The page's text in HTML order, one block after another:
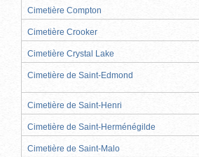
Cimetière Compton
Cimetière Crooker
Cimetière Crystal Lake
Cimetière de Saint-Edmond
Cimetière de Saint-Henri
Cimetière de Saint-Herménégilde
Cimetière de Saint-Malo